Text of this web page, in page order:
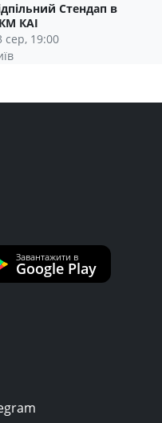
Стендап в
КАІ
сер, 19:00
Завантажити в
Google Play